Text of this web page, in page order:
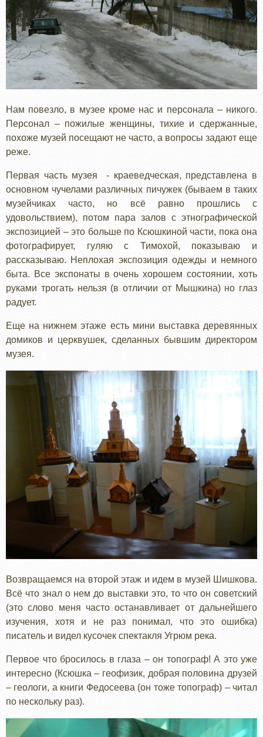
Нам повезло, в музее кроме нас и персонала – никого.
Персонал – пожилые женщины, тихие и сдержанные,
похоже музей посещают не часто, а вопросы задают еще
реже.
Первая часть музея - краеведческая, представлена в
основном чучелами различных пичужек (бываем в таких
музейчиках часто, но всё равно прошлись с
удовольствием), потом пара залов с этнографической
экспозицией – это больше по Ксюшкиной части, пока она
фотографирует, гуляю с Тимохой, показываю и
рассказываю. Неплохая экспозиция одежды и немного
быта. Все экспонаты в очень хорошем состоянии, хоть
руками трогать нельзя (в отличии от Мышкина) но глаз
радует.
Еще на нижнем этаже есть мини выставка деревянных
домиков и церквушек, сделанных бывшим директором
музея.
Возвращаемся на второй этаж и идем в музей Шишкова.
Всё что знал о нем до выставки это, то что он советский
(это слово меня часто останавливает от дальнейшего
изучения, хотя и не раз понимал, что это ошибка)
писатель и видел кусочек спектакля Угрюм река.
Первое что бросилось в глаза – он топограф! А это уже
интересно (Ксюшка – геофизик, добрая половина друзей
– геологи, а книги Федосеева (он тоже топограф) – читал
по нескольку раз).